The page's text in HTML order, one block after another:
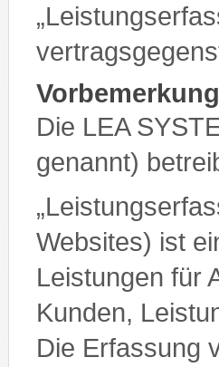
Vorbemerkung
Die LEA
genannt)
Websites) ist
Leistungen für
Kunden,
Die Erfassung